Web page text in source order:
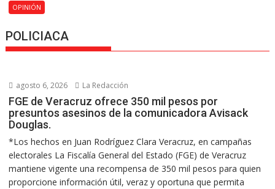
OPINIÓN
POLICIACA
agosto 6, 2026 La Redacción
FGE de Veracruz ofrece 350 mil pesos por
presuntos asesinos de la comunicadora Avisack
Douglas.
*Los hechos en Juan Rodríguez Clara Veracruz, en campañas
electorales La Fiscalía General del Estado (FGE) de Veracruz
mantiene vigente una recompensa de 350 mil pesos para quien
proporcione información útil, veraz y oportuna que permita